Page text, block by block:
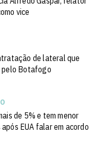
vice
de lateral que
pelo Botafogo
de 5% e tem menor
EUA falar em acordo